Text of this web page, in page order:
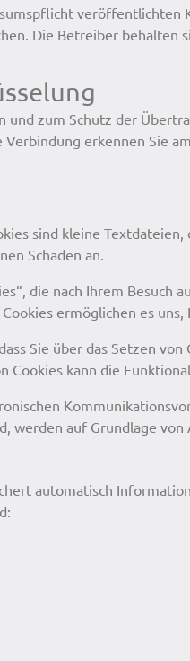
veröffentlichten
Die Betreiber behalten
zum Schutz der
erkennen Sie
sind kleine
Schaden an.
die nach Ihrem
ermöglichen es
Sie über das Setzen
Cookies kann die
werden auf Grundlage von
automatisch